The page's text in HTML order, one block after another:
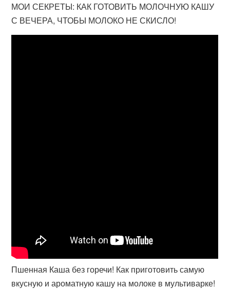
МОИ СЕКРЕТЫ: КАК ГОТОВИТЬ МОЛОЧНУЮ КАШУ
С ВЕЧЕРА, ЧТОБЫ МОЛОКО НЕ СКИСЛО!
Пшенная Каша без горечи! Как приготовить самую
вкусную и ароматную кашу на молоке в мультиварке!